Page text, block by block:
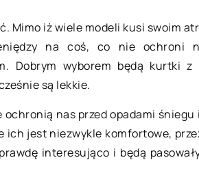
Mimo iż wiele modeli kusi swoim
na coś, co nie ochroni
Dobrym wyborem będą kurtki z
są lekkie.
nas przed opadami śniegu
jest niezwykle komfortowe,
interesująco i będą
05 listopada 2021
Dystrybutor wody – jaki
Woda jest substancją
prawidłowego
organizmu człowieka. Z